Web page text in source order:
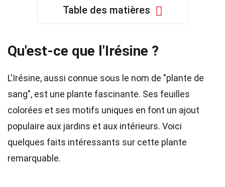
Table des matières
Qu'est-ce que l'Irésine ?
L'Irésine, aussi connue sous le nom de "plante de
sang", est une plante fascinante. Ses feuilles
colorées et ses motifs uniques en font un ajout
populaire aux jardins et aux intérieurs. Voici
quelques faits intéressants sur cette plante
remarquable.